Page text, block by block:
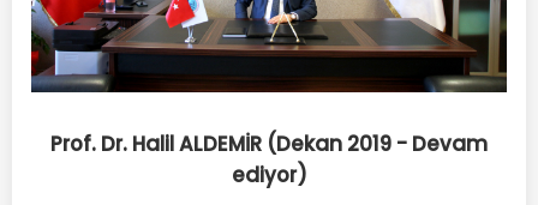
Prof. Dr. Halil ALDEMİR (Dekan 2019 - Devam
ediyor)